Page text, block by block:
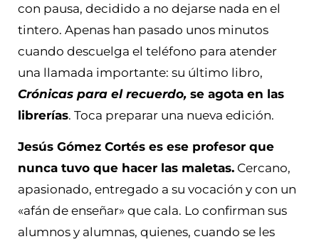
con pausa, decidido a no dejarse nada en el
tintero. Apenas han pasado unos minutos
cuando descuelga el teléfono para atender
una llamada importante: su último libro,
Crónicas para el recuerdo, se agota en las
librerías. Toca preparar una nueva edición.
Jesús Gómez Cortés es ese profesor que
nunca tuvo que hacer las maletas. Cercano,
apasionado, entregado a su vocación y con un
«afán de enseñar» que cala. Lo confirman sus
alumnos y alumnas, quienes, cuando se les